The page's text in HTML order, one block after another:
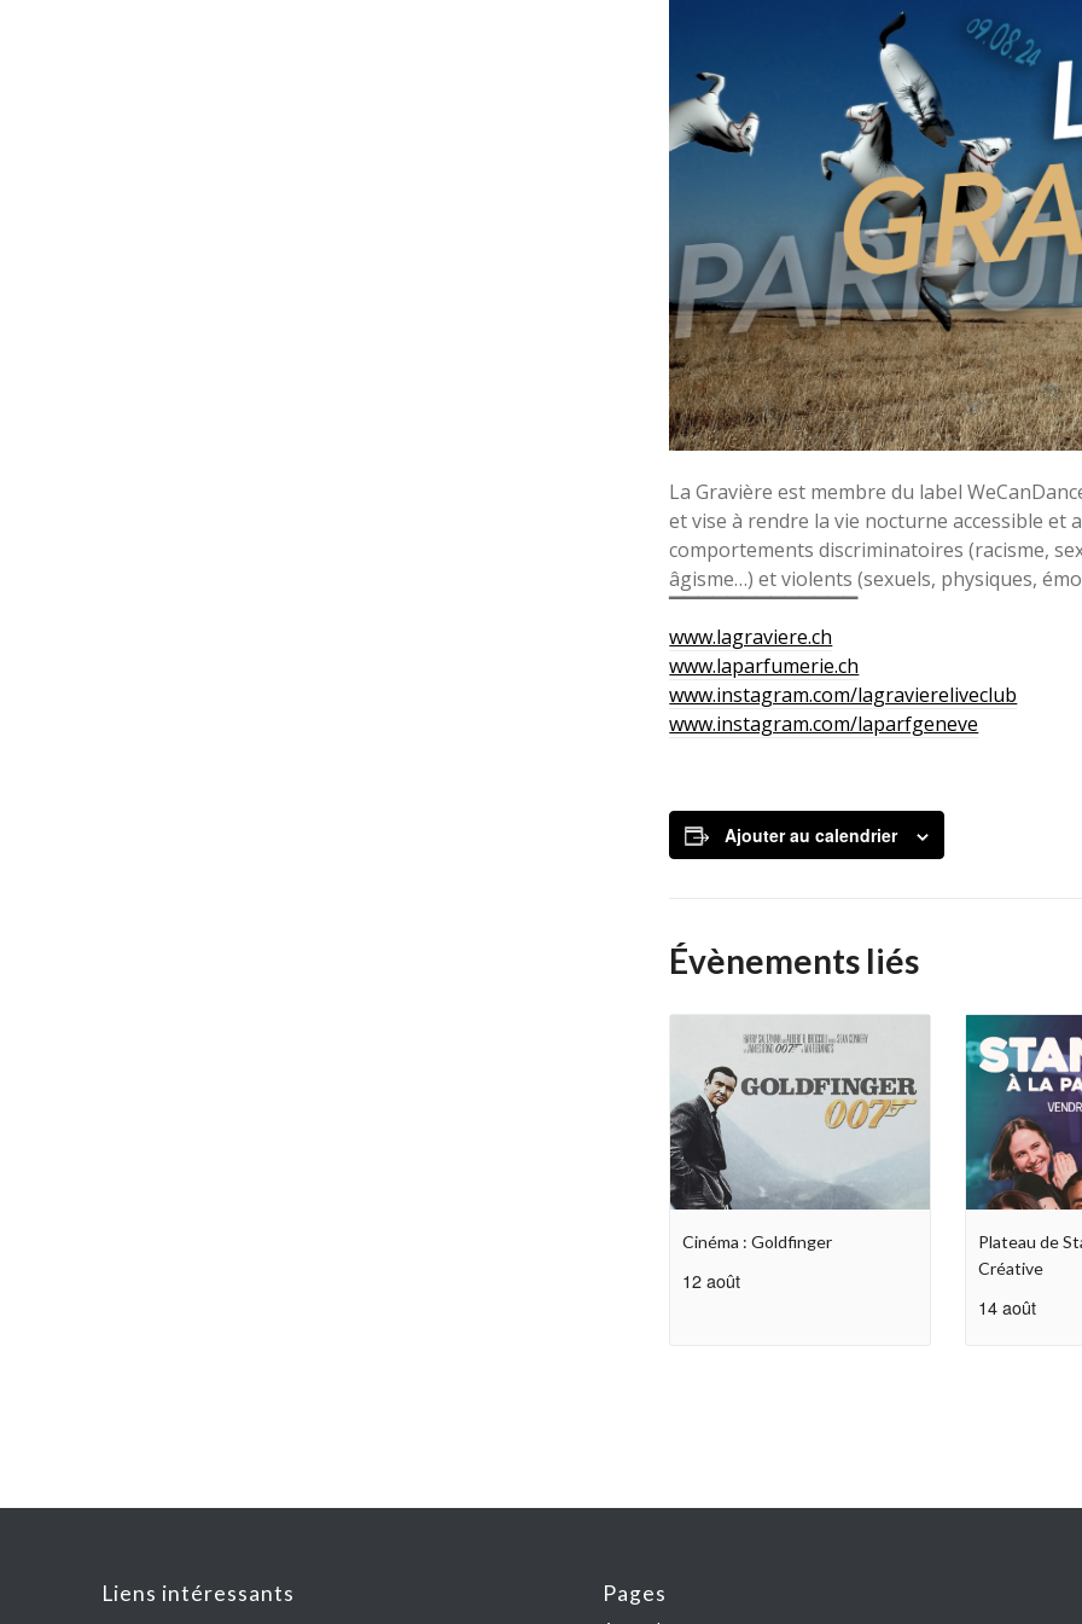
La Gravière est membre du label
et vise à rendre la vie nocturne accessible et
comportements discriminatoires (racisme,
âgisme…) et violents (sexuels, physiques,
▔▔▔▔▔▔▔▔▔▔▔▔▔
www.lagraviere.ch
www.laparfumerie.ch
www.instagram.com/lagraviereliveclub
www.instagram.com/laparfgeneve
Ajouter au calendrier
Évènements liés
Cinéma : Goldfinger
12 août
Plateau de
Créative
14 août
Liens intéressants Pages